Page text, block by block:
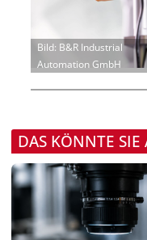
Bild: B&R Industrial
Automation GmbH
DAS KÖNNTE SIE